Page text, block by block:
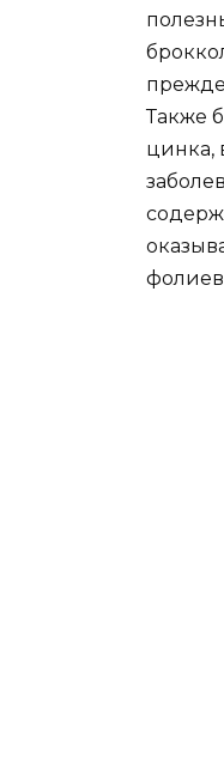
прежде
Также
цинка,